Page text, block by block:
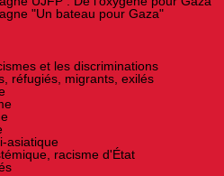
"Un bateau pour Gaza"
et les discriminations
réfugiés, migrants, exilés
asiatique
racisme d'État